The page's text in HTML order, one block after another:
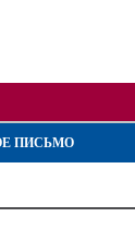
ПИСЬМО